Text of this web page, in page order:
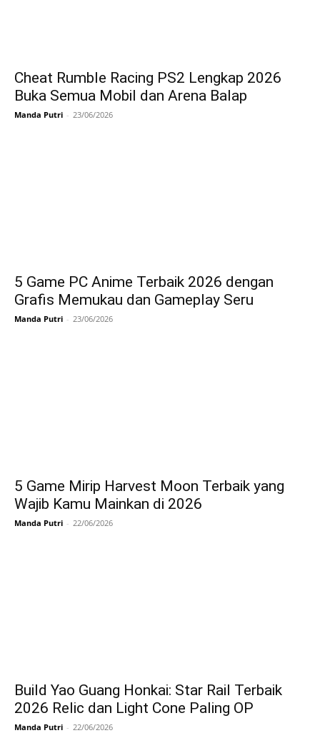
Cheat Rumble Racing PS2 Lengkap 2026
Buka Semua Mobil dan Arena Balap
Manda Putri - 23/06/2026
5 Game PC Anime Terbaik 2026 dengan
Grafis Memukau dan Gameplay Seru
Manda Putri - 23/06/2026
5 Game Mirip Harvest Moon Terbaik yang
Wajib Kamu Mainkan di 2026
Manda Putri - 22/06/2026
Build Yao Guang Honkai: Star Rail Terbaik
2026 Relic dan Light Cone Paling OP
Manda Putri - 22/06/2026